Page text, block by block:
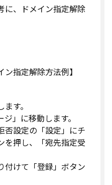
に、ドメイン指定解除
ン指定解除方法例】
す。
」に移動します。
設定の「設定」にチ
を押し、「宛先指定受
付けて「登録」ボタン